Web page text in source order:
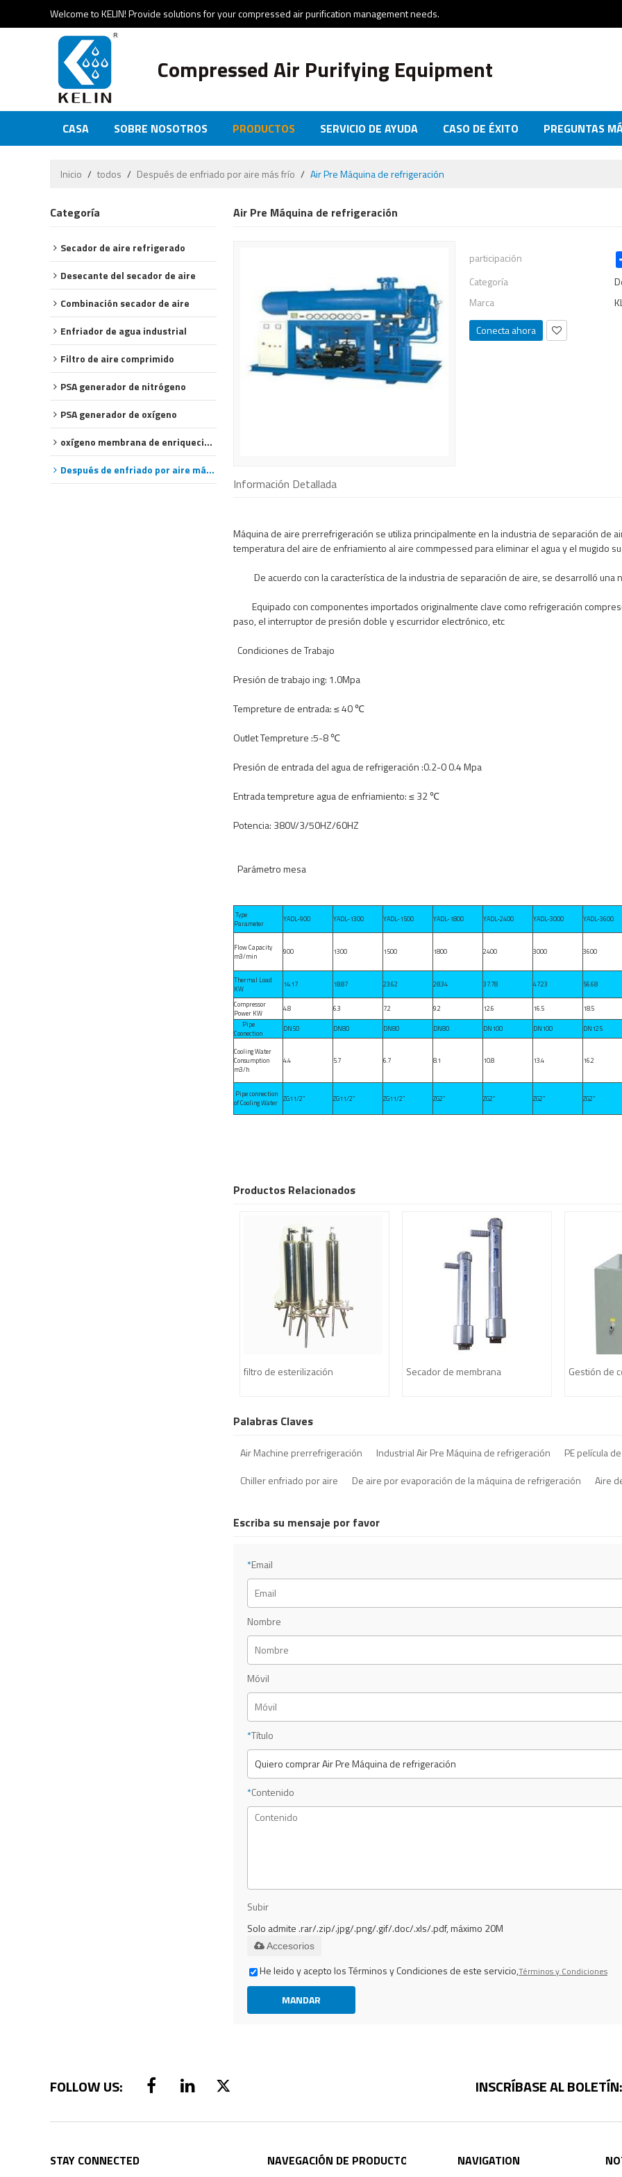
Welcome to KELIN! Provide solutions for your compressed air purification management needs.
Compressed Air Purifying Equipment
CASA SOBRE NOSOTROS PRODUCTOS SERVICIO DE AYUDA CASO DE ÉXITO PREGUNTAS
Inicio / todos / Después de enfriado por aire más frío / Air Pre Máquina de refrigeración
Categoría
Secador de aire refrigerado
Desecante del secador de aire
Combinación secador de aire
Enfriador de agua industrial
Filtro de aire comprimido
PSA generador de nitrógeno
PSA generador de oxígeno
oxígeno membrana de enriquecimiento
Después de enfriado por aire más frío
Air Pre Máquina de refrigeración
participación
Categoría
Marca
Conecta ahora
Información Detallada
Máquina de aireprerrefrigeración se utiliza principalmente enla industriade separación de
temperatura del aire de enfriamiento al airecommpessedpara eliminar el aguay el mugido
De acuerdo conla característica de laindustriade separación de aire, se desarrollóuna
Equipado concomponentesimportados originalmenteclave comorefrigeración
paso, el interruptorde presión dobley escurridorelectrónico, etc
Condiciones de Trabajo
Presión de trabajoing: 1.0Mpa
Tempreture de entrada:≤ 40℃
OutletTempreture:5-8℃
Presión de entradadel aguade refrigeración:0.2-00.4Mpa
Entradatempreture agua de enfriamiento:≤ 32℃
Potencia: 380V/3/50HZ/60HZ
Parámetromesa
Type
Parameter
YADL-900 YADL-1300 YADL-1500 YADL-1800 YADL-2400 YADL-3000 YADL-3600
Flow Capacity
m3/min
900 1300 1500 1800 2400 3000 3600
Thermal Load
KW
14.17 18.87 23.62 28.34 37.78 47.23 56.68
Compressor
Power KW
4.8 6.3 7.2 9.2 12.6 16.5 18.5
Pipe
Coonection
DN50 DN80 DN80 DN80 DN100 DN100 DN125
Cooling Water
Consumption
m3/h
4.4 5.7 6.7 8.1 10.8 13.4 16.2
Pipe connection
of Cooling Water
ZG11/2″ ZG11/2″ ZG11/2″ ZG2″ ZG2″ ZG2″ ZG2″
Productos Relacionados
filtro de esterilización Secador de membrana Gestión de
Palabras Claves
Air Machine prerrefrigeración Industrial Air Pre Máquina de refrigeración
PE película
Chiller enfriado por aire
De aire por evaporación de la máquina de refrigeración Aire
Escriba su mensaje por favor
*Email
Nombre
Móvil
*Título
*Contenido
Subir
Solo admite .rar/.zip/.jpg/.png/.gif/.doc/.xls/.pdf, máximo 20M
Accesorios
He leido y acepto los Términos y Condiciones de este servicio,Términos y Condiciones
MANDAR
INSCRÍBASE AL BOLETÍN:
STAY CONNECTED NAVEGACIÓN DE PRODUCTO NAVIGATION